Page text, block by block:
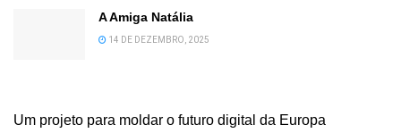
A Amiga Natália
14 DE DEZEMBRO, 2025
Um projeto para moldar o futuro digital da Europa